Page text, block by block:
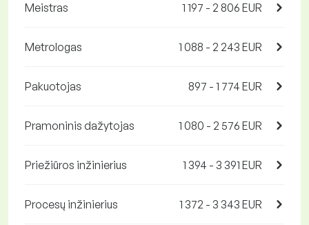
Meistras 1 197 - 2 806 EUR
Metrologas 1 088 - 2 243 EUR
Pakuotojas 897 - 1 774 EUR
Pramoninis dažytojas 1 080 - 2 576 EUR
Priežiūros inžinierius 1 394 - 3 391 EUR
Procesų inžinierius 1 372 - 3 343 EUR